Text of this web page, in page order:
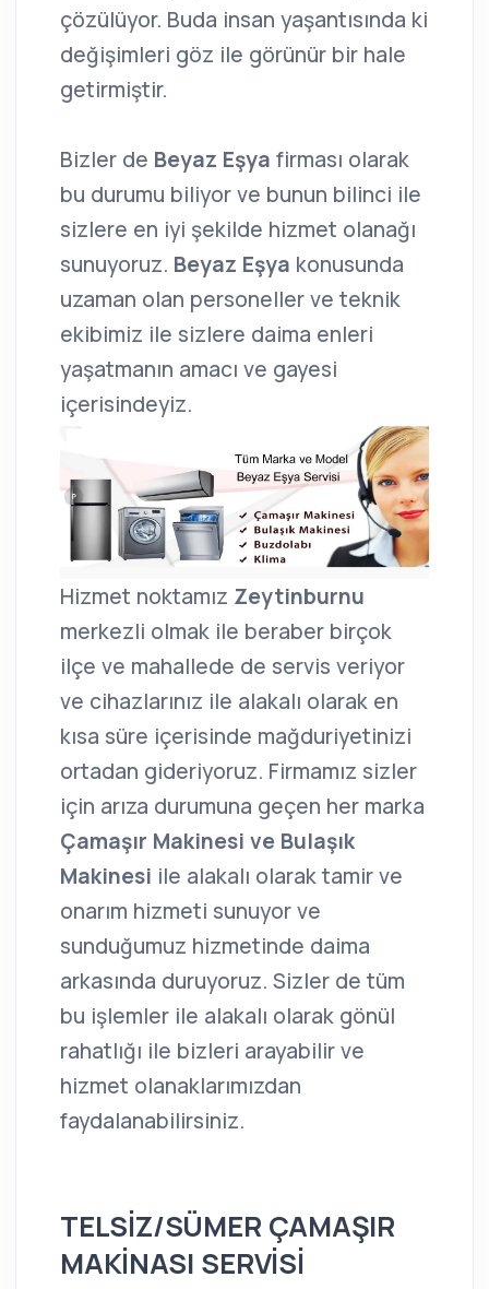
çözülüyor. Buda insan yaşantısında ki
değişimleri göz ile görünür bir hale
getirmiştir.
Bizler de Beyaz Eşya firması olarak
bu durumu biliyor ve bunun bilinci ile
sizlere en iyi şekilde hizmet olanağı
sunuyoruz. Beyaz Eşya konusunda
uzaman olan personeller ve teknik
ekibimiz ile sizlere daima enleri
yaşatmanın amacı ve gayesi
içerisindeyiz.
Hizmet noktamız Zeytinburnu
merkezli olmak ile beraber birçok
ilçe ve mahallede de servis veriyor
ve cihazlarınız ile alakalı olarak en
kısa süre içerisinde mağduriyetinizi
ortadan gideriyoruz. Firmamız sizler
için arıza durumuna geçen her marka
Çamaşır Makinesi ve Bulaşık
Makinesi ile alakalı olarak tamir ve
onarım hizmeti sunuyor ve
sunduğumuz hizmetinde daima
arkasında duruyoruz. Sizler de tüm
bu işlemler ile alakalı olarak gönül
rahatlığı ile bizleri arayabilir ve
hizmet olanaklarımızdan
faydalanabilirsiniz.
TELSİZ/SÜMER ÇAMAŞIR
MAKİNASI SERVİSİ